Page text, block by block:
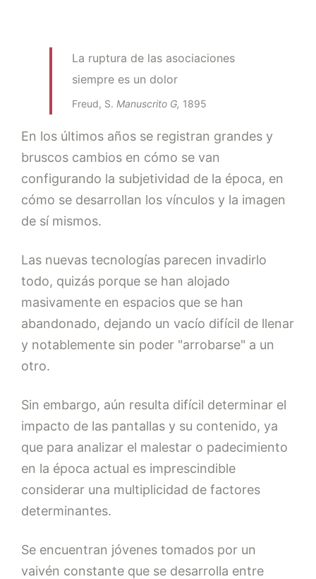
La ruptura de las asociaciones
siempre es un dolor
Freud, S. Manuscrito G, 1895
En los últimos años se registran grandes y
bruscos cambios en cómo se van
configurando la subjetividad de la época, en
cómo se desarrollan los vínculos y la imagen
de sí mismos.
Las nuevas tecnologías parecen invadirlo
todo, quizás porque se han alojado
masivamente en espacios que se han
abandonado, dejando un vacío difícil de llenar
y notablemente sin poder "arrobarse" a un
otro.
Sin embargo, aún resulta difícil determinar el
impacto de las pantallas y su contenido, ya
que para analizar el malestar o padecimiento
en la época actual es imprescindible
considerar una multiplicidad de factores
determinantes.
Se encuentran jóvenes tomados por un
vaivén constante que se desarrolla entre